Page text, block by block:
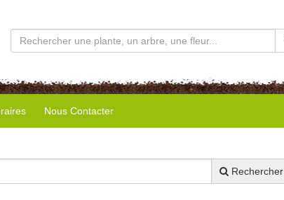
Nous Contacter
Rechercher